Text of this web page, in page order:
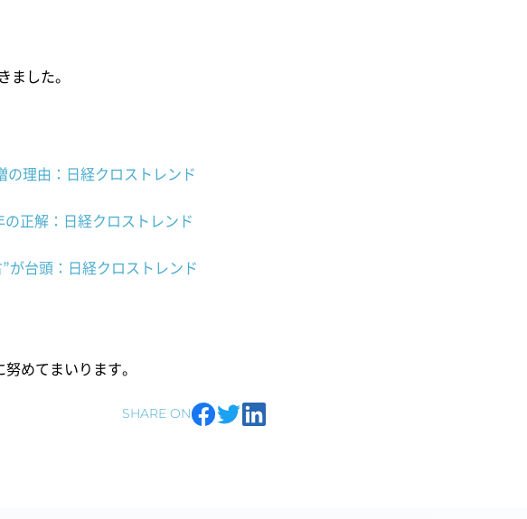
した。
理由：日経クロストレンド
正解：日経クロストレンド
台頭：日経クロストレンド
めてまいります。
SHARE ON